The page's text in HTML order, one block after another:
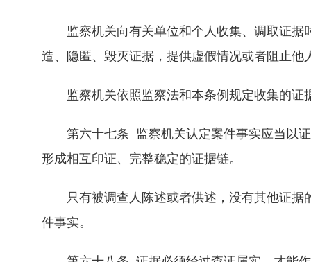
监察机关向有关单位和个人收集、调取证据
造、隐匿、毁灭证据，提供虚假情况或者阻止
监察机关依照监察法和本条例规定收集的证
第六十七条 监察机关认定案件事实应当以证
形成相互印证、完整稳定的证据链。
只有被调查人陈述或者供述，没有其他证据
件事实。